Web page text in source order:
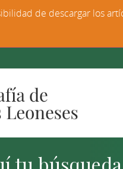
de descargar los